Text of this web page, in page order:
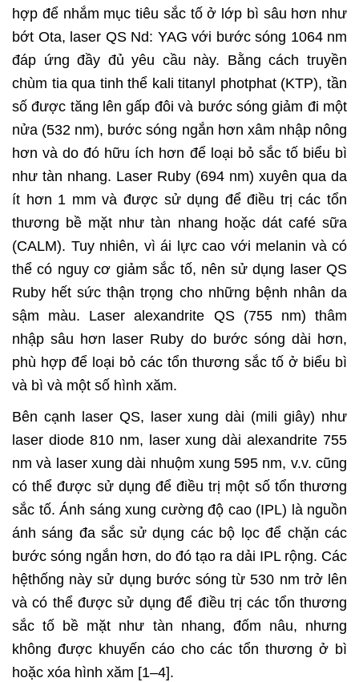
hợp để nhắm mục tiêu sắc tố ở lớp bì sâu hơn như
bớt Ota, laser QS Nd: YAG với bước sóng 1064 nm
đáp ứng đầy đủ yêu cầu này. Bằng cách truyền
chùm tia qua tinh thể kali titanyl photphat (KTP), tần
số được tăng lên gấp đôi và bước sóng giảm đi một
nửa (532 nm), bước sóng ngắn hơn xâm nhập nông
hơn và do đó hữu ích hơn để loại bỏ sắc tố biểu bì
như tàn nhang. Laser Ruby (694 nm) xuyên qua da
ít hơn 1 mm và được sử dụng để điều trị các tổn
thương bề mặt như tàn nhang hoặc dát café sữa
(CALM). Tuy nhiên, vì ái lực cao với melanin và có
thể có nguy cơ giảm sắc tố, nên sử dụng laser QS
Ruby hết sức thận trọng cho những bệnh nhân da
sậm màu. Laser alexandrite QS (755 nm) thâm
nhập sâu hơn laser Ruby do bước sóng dài hơn,
phù hợp để loại bỏ các tổn thương sắc tố ở biểu bì
và bì và một số hình xăm.
Bên cạnh laser QS, laser xung dài (mili giây) như
laser diode 810 nm, laser xung dài alexandrite 755
nm và laser xung dài nhuộm xung 595 nm, v.v. cũng
có thể được sử dụng để điều trị một số tổn thương
sắc tố. Ánh sáng xung cường độ cao (IPL) là nguồn
ánh sáng đa sắc sử dụng các bộ lọc để chặn các
bước sóng ngắn hơn, do đó tạo ra dải IPL rộng. Các
hệthống này sử dụng bước sóng từ 530 nm trở lên
và có thể được sử dụng để điều trị các tổn thương
sắc tố bề mặt như tàn nhang, đốm nâu, nhưng
không được khuyến cáo cho các tổn thương ở bì
hoặc xóa hình xăm [1–4].